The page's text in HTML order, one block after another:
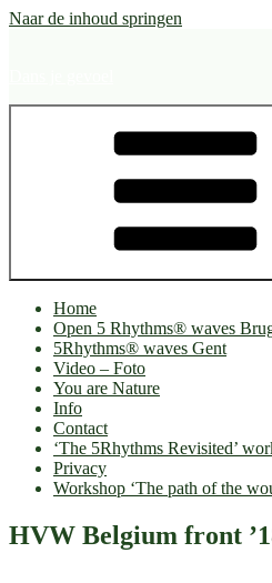
Naar de inhoud springen
Home
Open 5 Rhythms® waves
5Rhythms® waves Gent
Video – Foto
You are Nature
Info
Contact
‘The 5Rhythms Revisited’
Privacy
Workshop ‘The path of the
HVW Belgium front